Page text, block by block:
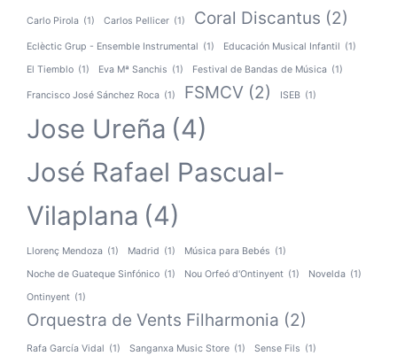
Carlo Pirola (1) Carlos Pellicer (1) Coral Discantus (2)
Eclèctic Grup - Ensemble Instrumental (1) Educación Musical Infantil (1)
El Tiemblo (1) Eva Mª Sanchis (1) Festival de Bandas de Música (1)
Francisco José Sánchez Roca (1) FSMCV (2) ISEB (1)
Jose Ureña (4)
José Rafael Pascual-
Vilaplana (4)
Llorenç Mendoza (1) Madrid (1) Música para Bebés (1)
Noche de Guateque Sinfónico (1) Nou Orfeó d'Ontinyent (1) Novelda (1)
Ontinyent (1)
Orquestra de Vents Filharmonia (2)
Rafa García Vidal (1) Sanganxa Music Store (1) Sense Fils (1)